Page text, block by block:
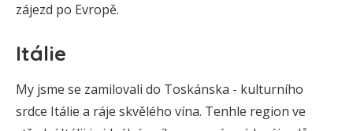
zájezd po Evropě.
Itálie
My jsme se zamilovali do Toskánska - kulturního
srdce Itálie a ráje skvělého vína. Tenhle region ve